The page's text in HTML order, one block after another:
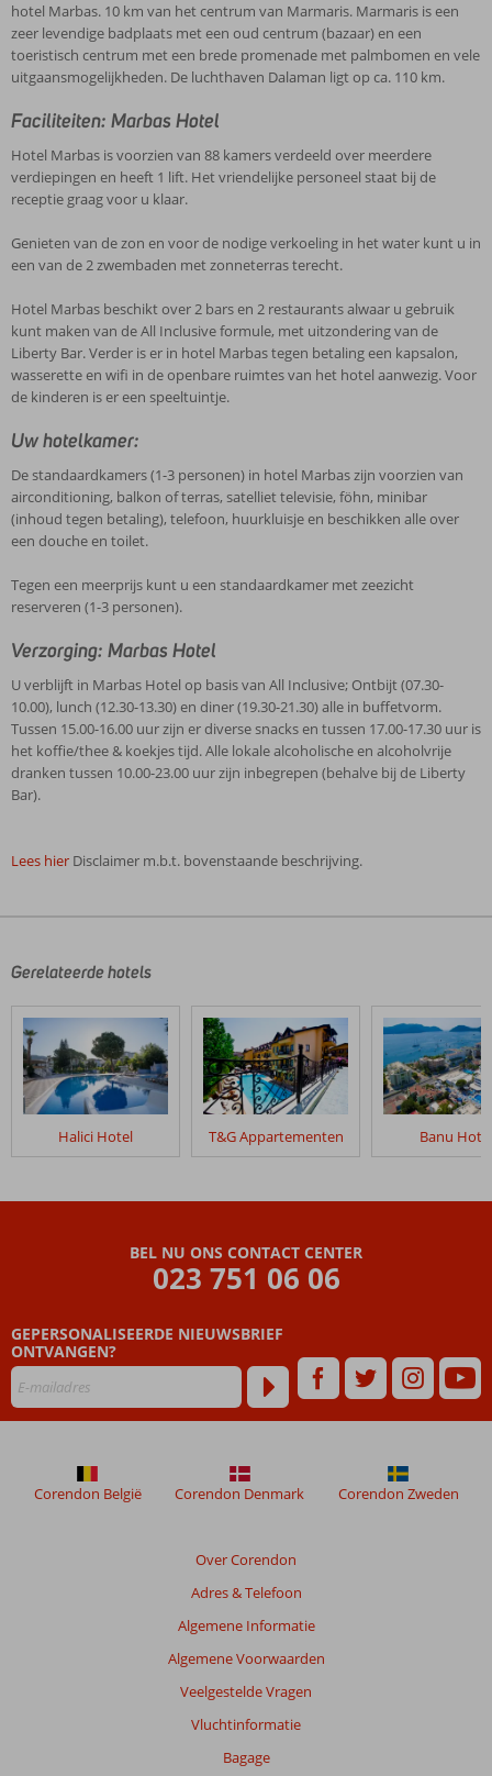
hotel Marbas. 10 km van het centrum van Marmaris. Marmaris is een
zeer levendige badplaats met een oud centrum (bazaar) en een
toeristisch centrum met een brede promenade met palmbomen en vele
uitgaansmogelijkheden. De luchthaven Dalaman ligt op ca. 110 km.
Faciliteiten: Marbas Hotel
Hotel Marbas is voorzien van 88 kamers verdeeld over meerdere
verdiepingen en heeft 1 lift. Het vriendelijke personeel staat bij de
receptie graag voor u klaar.
Genieten van de zon en voor de nodige verkoeling in het water kunt u in
een van de 2 zwembaden met zonneterras terecht.
Hotel Marbas beschikt over 2 bars en 2 restaurants alwaar u gebruik
kunt maken van de All Inclusive formule, met uitzondering van de
Liberty Bar. Verder is er in hotel Marbas tegen betaling een kapsalon,
wasserette en wifi in de openbare ruimtes van het hotel aanwezig. Voor
de kinderen is er een speeltuintje.
Uw hotelkamer:
De standaardkamers (1-3 personen) in hotel Marbas zijn voorzien van
airconditioning, balkon of terras, satelliet televisie, föhn, minibar
(inhoud tegen betaling), telefoon, huurkluisje en beschikken alle over
een douche en toilet.
Tegen een meerprijs kunt u een standaardkamer met zeezicht
reserveren (1-3 personen).
Verzorging: Marbas Hotel
U verblijft in Marbas Hotel op basis van All Inclusive; Ontbijt (07.30-
10.00), lunch (12.30-13.30) en diner (19.30-21.30) alle in buffetvorm.
Tussen 15.00-16.00 uur zijn er diverse snacks en tussen 17.00-17.30 uur is
het koffie/thee & koekjes tijd. Alle lokale alcoholische en alcoholvrije
dranken tussen 10.00-23.00 uur zijn inbegrepen (behalve bij de Liberty
Bar).
Lees hier Disclaimer m.b.t. bovenstaande beschrijving.
door
klanten
geschreven
na
hun
verblijf
Marbas
48
maanden
meer
om
de
Gerelateerde hotels
Halici Hotel T&G Appartementen Banu Hotel
BEL NU ONS CONTACT CENTER
023 751 06 06
GEPERSONALISEERDE NIEUWSBRIEF
ONTVANGEN?
Over Corendon
Adres & Telefoon
Algemene Informatie
Algemene Voorwaarden
Veelgestelde Vragen
Vluchtinformatie
Bagage
Corendon België Corendon Denmark Corendon Zweden